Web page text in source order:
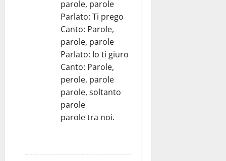
parole, parole
Parlato: Ti prego
Canto: Parole,
parole, parole
Parlato: Io ti giuro
Canto: Parole,
perole, parole
parole, soltanto
parole
parole tra noi.